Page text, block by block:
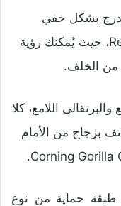
بشكل خفي
للغاية، ولكنه جذاب ورائع كعادة Realme، حيث يُمكنك رؤية
من الخلف.
اللامع، كلا
بزجاج من الأمام
طبقة حماية من نوع